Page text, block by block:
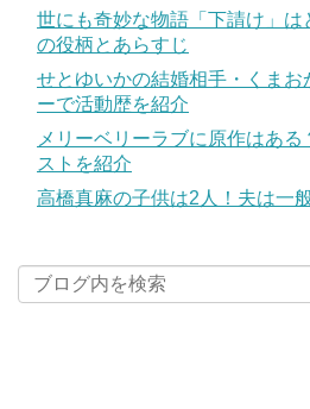
世にも奇妙な物語「下請け」は
の役柄とあらすじ
せとゆいかの結婚相手・くま
ーで活動歴を紹介
メリーベリーラブに原作はあ
ストを紹介
高橋真麻の子供は2人！夫は一